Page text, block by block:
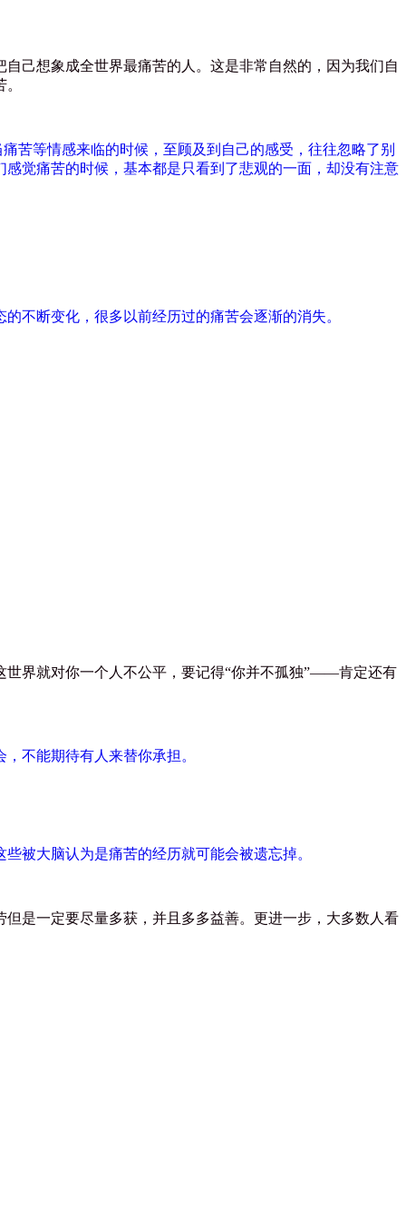
己想象成全世界最痛苦的人。这是非常自然的，因为我们自
苦等情感来临的时候，至顾及到自己的感受，往往忽略了别
觉痛苦的时候，基本都是只看到了悲观的一面，却没有注意
不断变化，很多以前经历过的痛苦会逐渐的消失。
界就对你一个人不公平，要记得“你并不孤独”——肯定还有
不能期待有人来替你承担。
被大脑认为是痛苦的经历就可能会被遗忘掉。
是一定要尽量多获，并且多多益善。更进一步，大多数人看